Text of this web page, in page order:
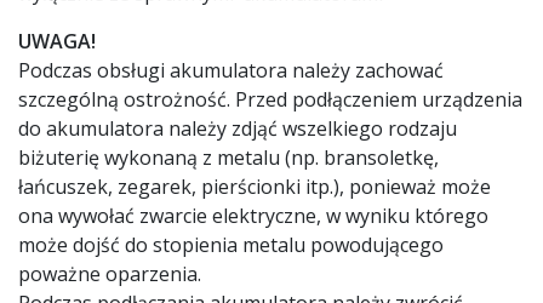
UWAGA!
Podczas obsługi akumulatora należy zachować
szczególną ostrożność. Przed podłączeniem urządzenia
do akumulatora należy zdjąć wszelkiego rodzaju
biżuterię wykonaną z metalu (np. bransoletkę,
łańcuszek, zegarek, pierścionki itp.), ponieważ może
ona wywołać zwarcie elektryczne, w wyniku którego
może dojść do stopienia metalu powodującego
poważne oparzenia.